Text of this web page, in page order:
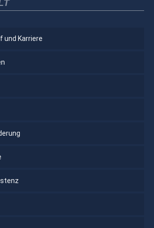
und Karriere